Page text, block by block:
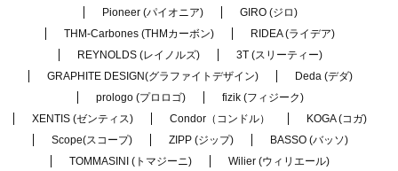
Pioneer (パイオニア)
GIRO (ジロ)
THM-Carbones (THMカーボン)
RIDEA (ライデア)
REYNOLDS (レイノルズ)
3T (スリーティー)
GRAPHITE DESIGN(グラファイトデザイン)
Deda (デダ)
prologo (プロロゴ)
fizik (フィジーク)
XENTIS (ゼンティス)
Condor（コンドル）
KOGA (コガ)
Scope(スコープ)
ZIPP (ジップ)
BASSO (バッソ)
TOMMASINI (トマジーニ)
Wilier (ウィリエール)